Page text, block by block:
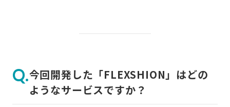
今回開発した「FLEXSHION」はどの
ようなサービスですか？